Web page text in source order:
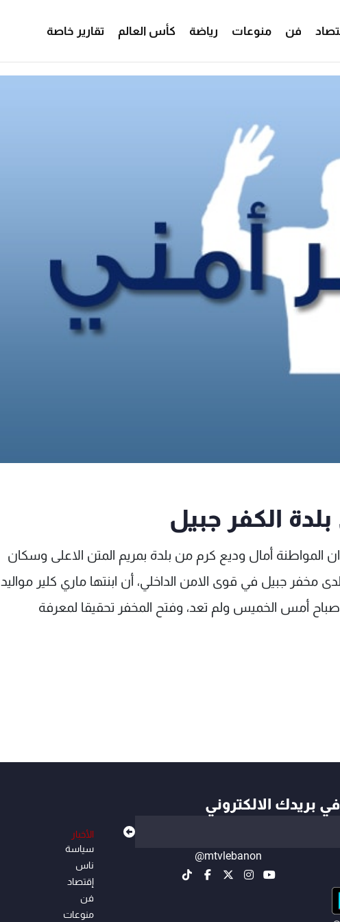
فن منوعات رياضة كأس العالم تقارير خاصة
الكفر جبيل
ان المواطنة أمال وديع كرم من بلدة بمريم المتن الاعلى وسكان
مخفر جبيل في قوى الامن الداخلي، أن ابنتها ماري كلير مواليد
منذ صباح أمس الخميس ولم تعد، وفتح المخفر تحقيقا لمعرفة
بريدك الالكتروني
@mtvlebanon
الأخبار
سياسة
ناس
إقتصاد
فن
منوعات